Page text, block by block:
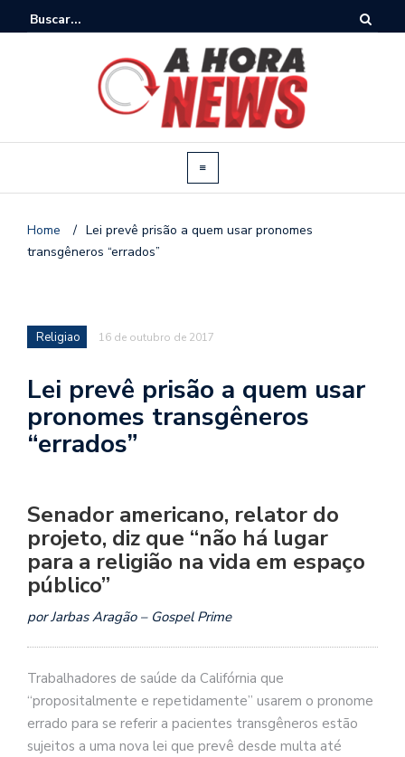
Home / Lei prevê prisão a quem usar pronomes
transgêneros “errados”
Religiao 16 de outubro de 2017
Lei prevê prisão a quem usar
pronomes transgêneros
“errados”
Senador americano, relator do
projeto, diz que “não há lugar
para a religião na vida em espaço
público”
por Jarbas Aragão – Gospel Prime
Trabalhadores de saúde da Califórnia que
“propositalmente e repetidamente” usarem o pronome
errado para se referir a pacientes transgêneros estão
sujeitos a uma nova lei que prevê desde multa até